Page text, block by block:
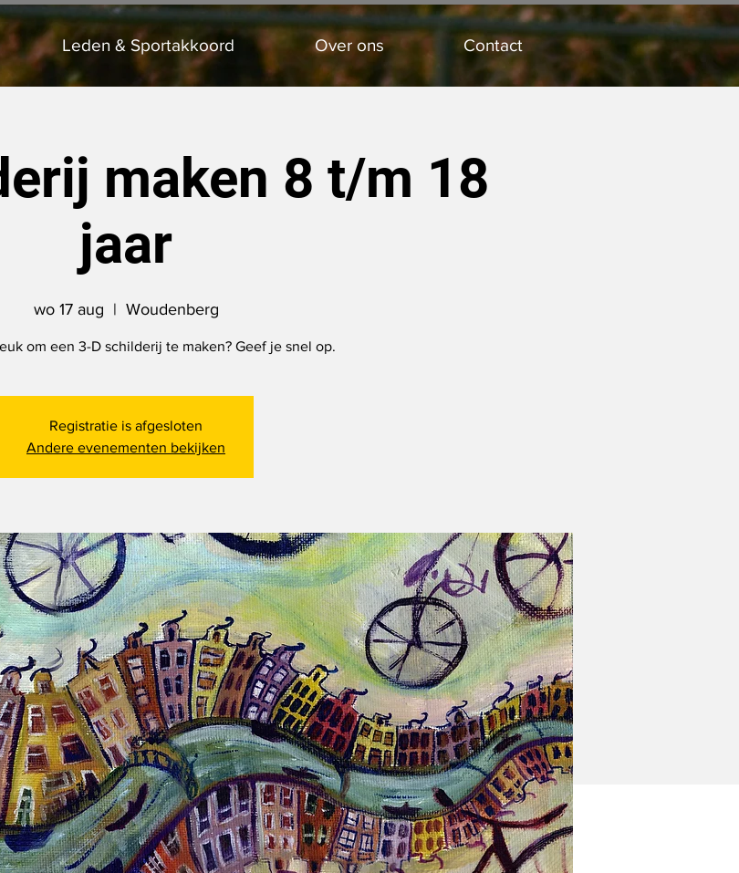
Leden & Sportakkoord Over ons Contact
maken 8 t/m 18
jaar
wo 17 aug
  |
Woudenberg
om een 3-D schilderij te maken? Geef je snel op.
Registratie is afgesloten
Andere evenementen bekijken